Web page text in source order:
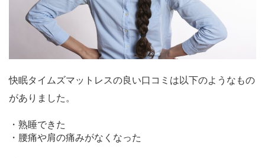
快眠タイムズマットレスの良い口コミは以下のようなもの
がありました。
・熟睡できた
・腰痛や肩の痛みがなくなった